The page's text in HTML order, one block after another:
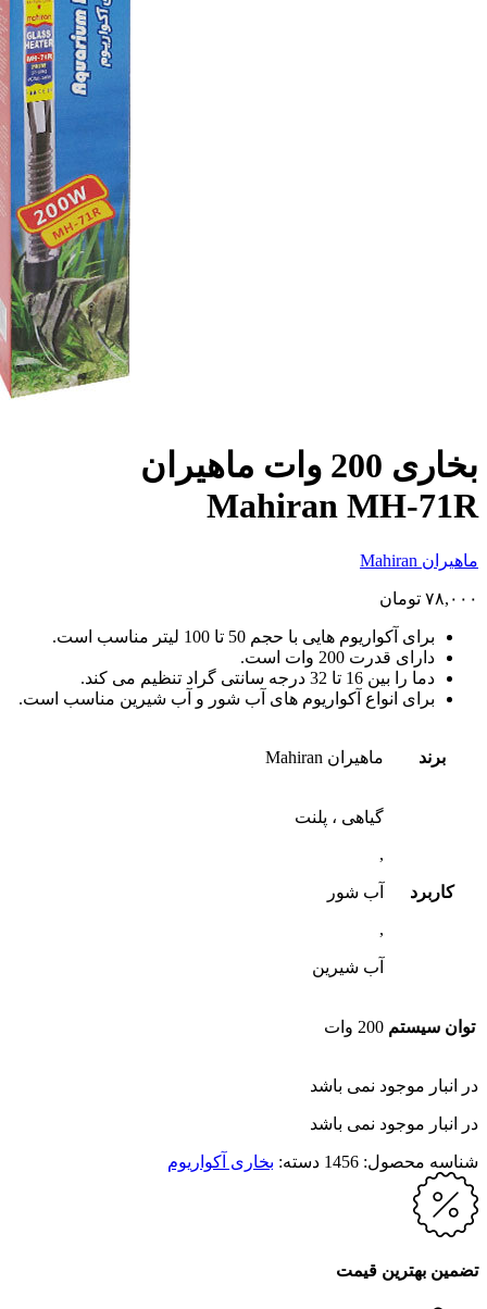
بخاری 200 وات ماهیران
Mahiran MH-71R
ماهیران Mahiran
۷۸,۰۰۰ تومان
برای آکواریوم هایی با حجم 50 تا 100 لیتر مناسب است.
دارای قدرت 200 وات است.
دما را بین 16 تا 32 درجه سانتی گراد تنظیم می کند.
برای انواع آکواریوم های آب شور و آب شیرین مناسب است.
برند ماهیران Mahiran
کاربرد
گیاهی ، پلنت
,
آب شور
,
آب شیرین
توان سیستم 200 وات
در انبار موجود نمی باشد
در انبار موجود نمی باشد
شناسه محصول: 1456 دسته: بخاری آکواریوم
تضمین بهترین قیمت